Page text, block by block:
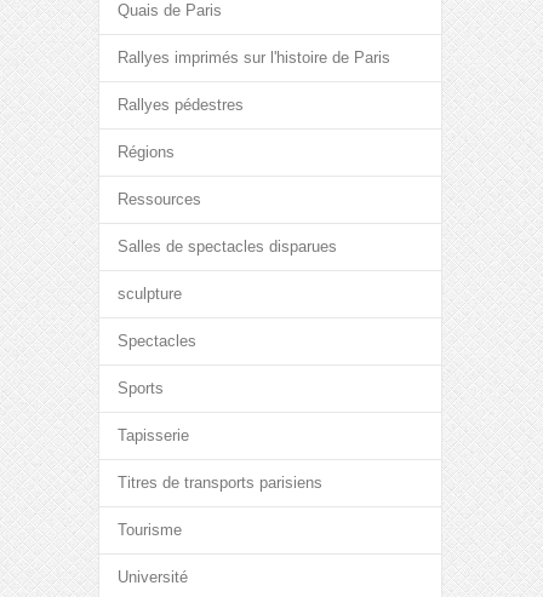
Quais de Paris
Rallyes imprimés sur l'histoire de Paris
Rallyes pédestres
Régions
Ressources
Salles de spectacles disparues
sculpture
Spectacles
Sports
Tapisserie
Titres de transports parisiens
Tourisme
Université